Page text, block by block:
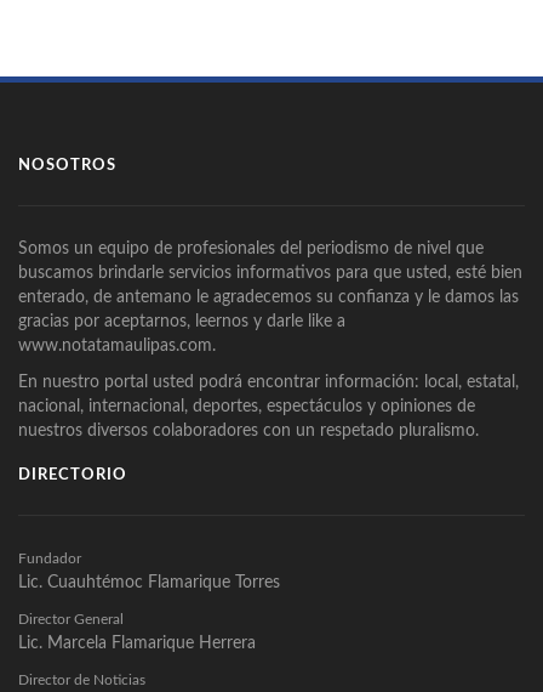
NOSOTROS
Somos un equipo de profesionales del periodismo de nivel que
buscamos brindarle servicios informativos para que usted, esté bien
enterado, de antemano le agradecemos su confianza y le damos las
gracias por aceptarnos, leernos y darle like a
www.notatamaulipas.com.
En nuestro portal usted podrá encontrar información: local, estatal,
nacional, internacional, deportes, espectáculos y opiniones de
nuestros diversos colaboradores con un respetado pluralismo.
DIRECTORIO
Fundador
Lic. Cuauhtémoc Flamarique Torres
Director General
Lic. Marcela Flamarique Herrera
Director de Noticias